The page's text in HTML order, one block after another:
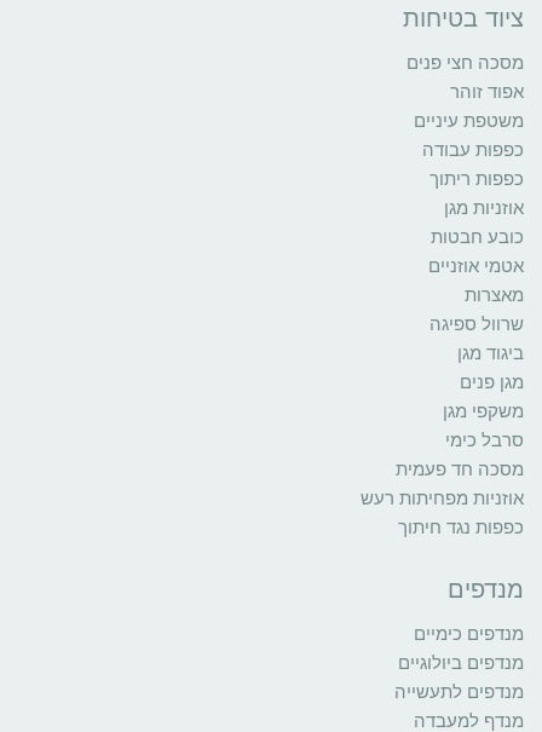
ציוד בטיחות
מסכה חצי פנים
אפוד זוהר
משטפת עיניים
כפפות עבודה
כפפות ריתוך
אוזניות מגן
כובע חבטות
אטמי אוזניים
מאצרות
שרוול ספיגה
ביגוד מגן
מגן פנים
משקפי מגן
סרבל כימי
מסכה חד פעמית
אוזניות מפחיתות רעש
כפפות נגד חיתוך
מנדפים
מנדפים כימיים
מנדפים ביולוגיים
מנדפים לתעשייה
מנדף למעבדה